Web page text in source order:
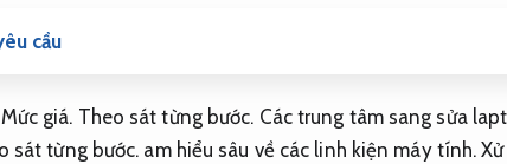
cầu
Mức giá. Theo sát từng bước. Các trung tâm sang sửa
sát từng bước. am hiểu sâu về các linh kiện máy tính.